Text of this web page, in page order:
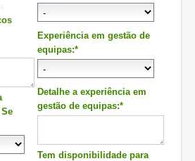
Experiência em gestão de
equipas:*
Detalhe a experiência em
gestão de equipas:*
Tem disponibilidade para